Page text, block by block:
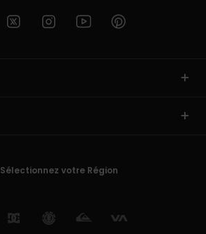
Sélectionnez votre Région